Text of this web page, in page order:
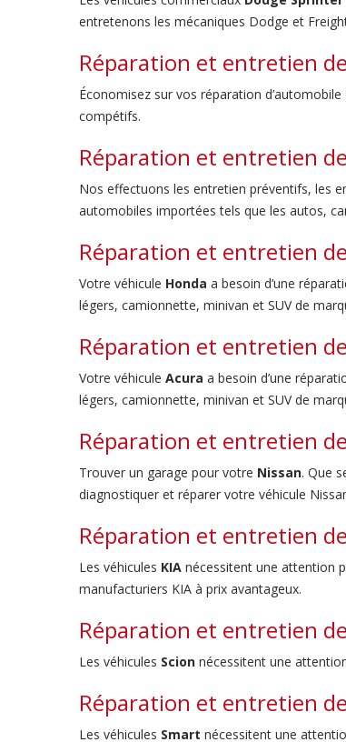
entretenons les mécaniques Dodge et
Réparation et entretien
Économisez sur vos réparation d’automobile
compétifs.
Réparation et entretien
Nos effectuons les entretien préventifs, les
automobiles importées tels que les autos,
Réparation et entretien
Votre véhicule Honda a besoin d’une
légers, camionnette, minivan et SUV de
Réparation et entretien
Votre véhicule Acura a besoin d’une
légers, camionnette, minivan et SUV de
Réparation et entretien
Trouver un garage pour votre Nissan. Que
diagnostiquer et réparer votre véhicule
Réparation et entretien
Les véhicules KIA nécessitent une attention
manufacturiers KIA à prix avantageux.
Réparation et entretien
Les véhicules Scion nécessitent une
Réparation et entretien
Les véhicules Smart nécessitent une